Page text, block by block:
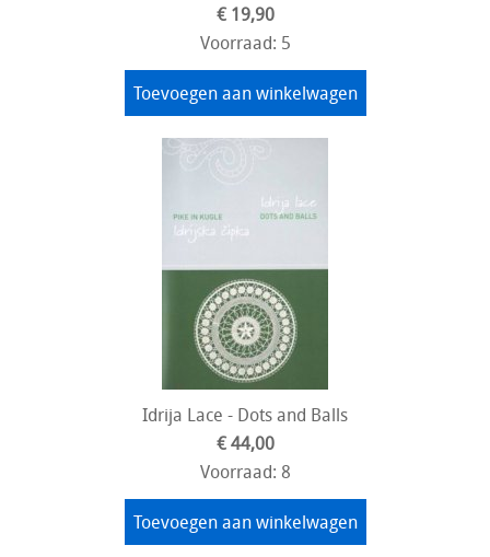
€ 19,90
Voorraad: 5
Toevoegen aan winkelwagen
Idrija Lace - Dots and Balls
€ 44,00
Voorraad: 8
Toevoegen aan winkelwagen